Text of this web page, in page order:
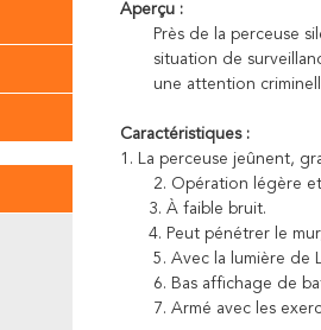
Aperçu :
Près de la perceuse
situation de
une attention
Caractéristiques :
1. La perceuse jeûnent,
2. Opération légère
3. À faible bruit.
4. Peut pénétrer le
5. Avec la lumière de
6. Bas affichage de
7. Armé avec les